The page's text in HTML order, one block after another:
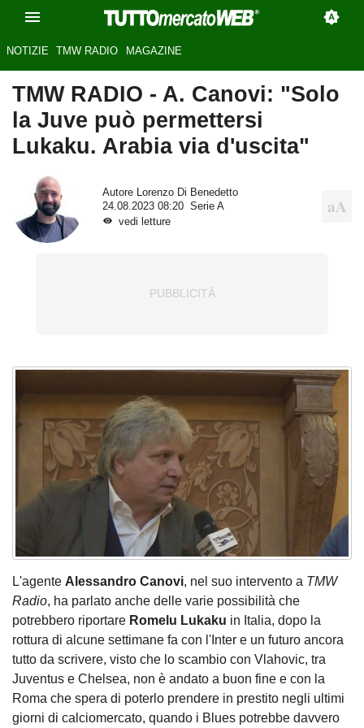
NOTIZIE TMW RADIO MAGAZINE
TMW RADIO - A. Canovi: "Solo
la Juve può permettersi
Lukaku. Arabia via d'uscita"
Autore Lorenzo Di Benedetto
24.08.2023 08:20
Serie A
vedi letture
L'agente Alessandro Canovi, nel suo intervento a TMW
Radio, ha parlato anche delle varie possibilità che
potrebbero riportare Romelu Lukaku in Italia, dopo la
rottura di alcune settimane fa con l'Inter e un futuro ancora
tutto da scrivere, visto che lo scambio con Vlahovic, tra
Juventus e Chelsea, non è andato a buon fine e con la
Roma che spera di poterlo prendere in prestito negli ultimi
giorni di calciomercato, quando i Blues potrebbe davvero